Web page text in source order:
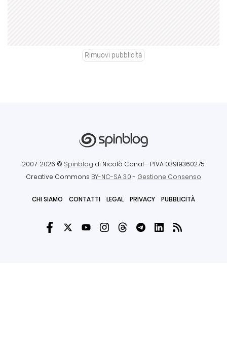
Rimuovi pubblicità
2007-2026 © Spinblog di Nicolò Canal - P.IVA 03919360275
Creative Commons BY-NC-SA 3.0- Gestione Consenso
CHI SIAMO CONTATTI LEGAL PRIVACY PUBBLICITÀ